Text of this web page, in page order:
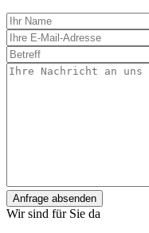
Anfrage absenden
Wir sind für Sie da